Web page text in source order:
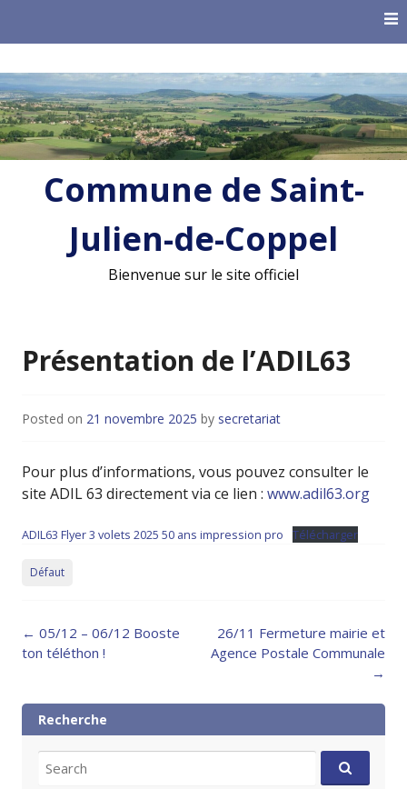
Commune de Saint-
Julien-de-Coppel
Bienvenue sur le site officiel
Présentation de l’ADIL63
Posted on 21 novembre 2025 by secretariat
Pour plus d’informations, vous pouvez consulter le
site ADIL 63 directement via ce lien : www.adil63.org
ADIL63 Flyer 3 volets 2025 50 ans impression pro Télécharger
Défaut
Post
navigation
← 05/12 – 06/12 Booste
ton téléthon !
26/11 Fermeture mairie et
Agence Postale Communale
→
Recherche
for: